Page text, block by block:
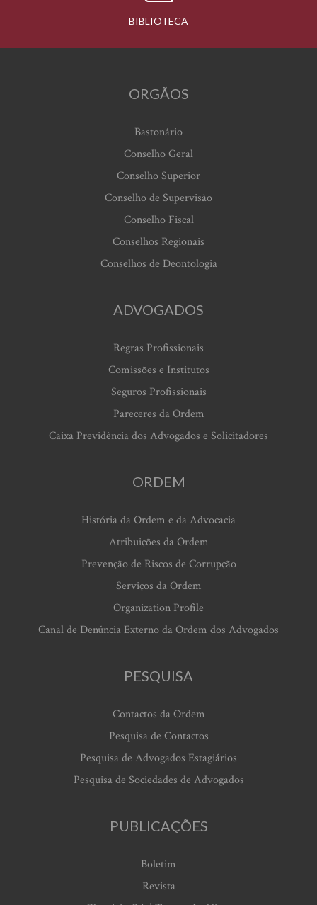
BIBLIOTECA
ORGÃOS
Bastonário
Conselho Geral
Conselho Superior
Conselho de Supervisão
Conselho Fiscal
Conselhos Regionais
Conselhos de Deontologia
ADVOGADOS
Regras Profissionais
Comissões e Institutos
Seguros Profissionais
Pareceres da Ordem
Caixa Previdência dos Advogados e Solicitadores
ORDEM
História da Ordem e da Advocacia
Atribuições da Ordem
Prevenção de Riscos de Corrupção
Serviços da Ordem
Organization Profile
Canal de Denúncia Externo da Ordem dos Advogados
PESQUISA
Contactos da Ordem
Pesquisa de Contactos
Pesquisa de Advogados Estagiários
Pesquisa de Sociedades de Advogados
PUBLICAÇÕES
Boletim
Revista